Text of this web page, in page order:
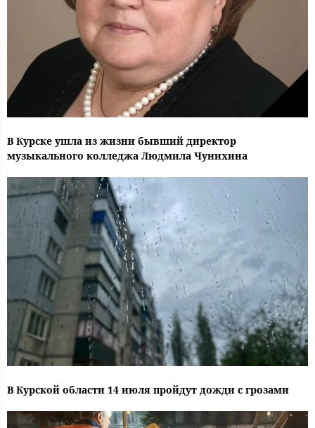
В Курске ушла из жизни бывший директор
музыкального колледжа Людмила Чунихина
В Курской области 14 июля пройдут дожди с грозами